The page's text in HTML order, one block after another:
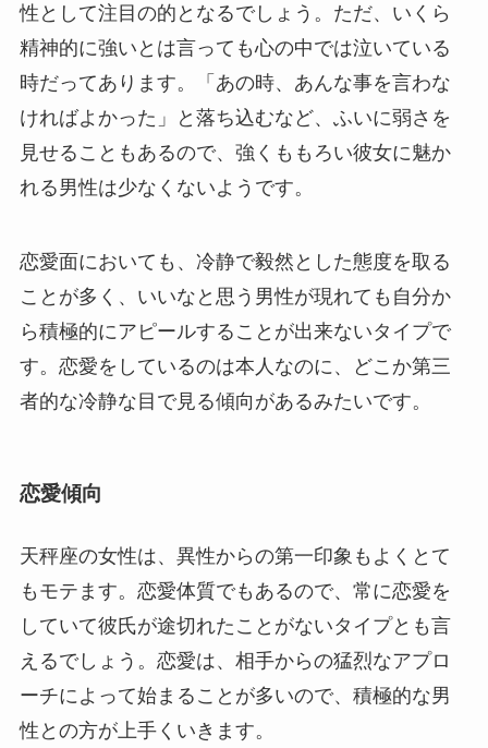
性として注目の的となるでしょう。ただ、いくら
精神的に強いとは言っても心の中では泣いている
時だってあります。「あの時、あんな事を言わな
ければよかった」と落ち込むなど、ふいに弱さを
見せることもあるので、強くももろい彼女に魅か
れる男性は少なくないようです。
恋愛面においても、冷静で毅然とした態度を取る
ことが多く、いいなと思う男性が現れても自分か
ら積極的にアピールすることが出来ないタイプで
す。恋愛をしているのは本人なのに、どこか第三
者的な冷静な目で見る傾向があるみたいです。
恋愛傾向
天秤座の女性は、異性からの第一印象もよくとて
もモテます。恋愛体質でもあるので、常に恋愛を
していて彼氏が途切れたことがないタイプとも言
えるでしょう。恋愛は、相手からの猛烈なアプロ
ーチによって始まることが多いので、積極的な男
性との方が上手くいきます。